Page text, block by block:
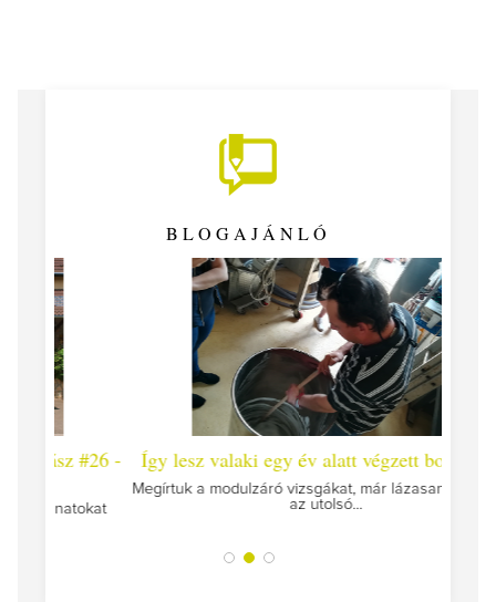
BLOGAJÁNLÓ
Így lesz valaki egy év alatt végzett borász #25
Megírtuk a modulzáró vizsgákat, már lázasan készülünk